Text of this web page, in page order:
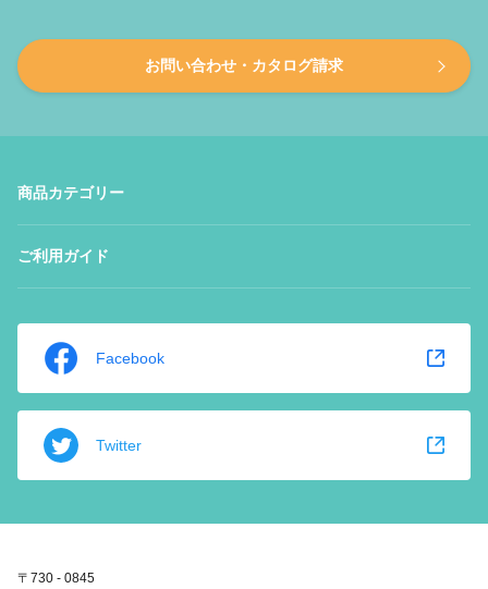
お問い合わせ・カタログ請求
商品カテゴリー
ご利用ガイド
Facebook
Twitter
〒730 - 0845